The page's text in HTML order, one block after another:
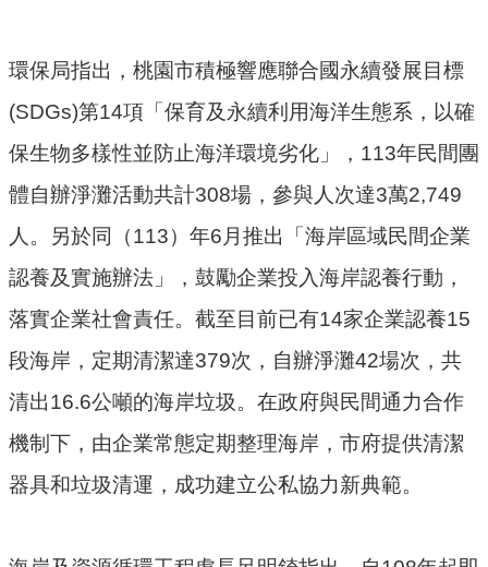
動
車
大
廢
俱
垃
圾
清
運
眾
環保局指出，桃園市積極響應聯合國永續發展目標
(SDGs)第14項「保育及永續利用海洋生態系，以確
保生物多樣性並防止海洋環境劣化」，113年民間團
體自辦淨灘活動共計308場，參與人次達3萬2,749
人。另於同（113）年6月推出「海岸區域民間企業
認養及實施辦法」，鼓勵企業投入海岸認養行動，
落實企業社會責任。截至目前已有14家企業認養15
段海岸，定期清潔達379次，自辦淨灘42場次，共
清出16.6公噸的海岸垃圾。在政府與民間通力合作
機制下，由企業常態定期整理海岸，市府提供清潔
器具和垃圾清運，成功建立公私協力新典範。